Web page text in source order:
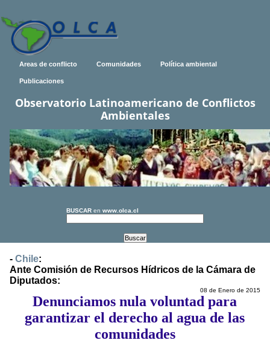
Areas de conflicto Comunidades Política ambiental
Publicaciones
Observatorio Latinoamericano de Conflictos
Ambientales
BUSCAR en www.olca.cl
- Chile:
Ante Comisión de Recursos Hídricos de la Cámara de
Diputados:
08 de Enero de 2015
Denunciamos nula voluntad para
garantizar el derecho al agua de las
comunidades